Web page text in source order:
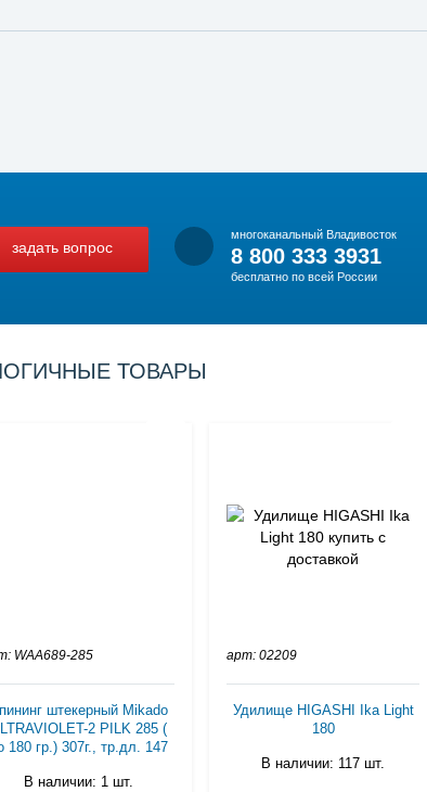
задать вопрос
многоканальный Владивосток
8 800 333 3931
бесплатно по всей России
ТОВАРЫ
WAA689-285
штекерный Mikado
2 PILK 285 (
180 гр.) 307г., тр.дл. 147
В наличии: 1 шт.
арт: 02209
Удилище HIGASHI Ika Light
180
В наличии: 117 шт.